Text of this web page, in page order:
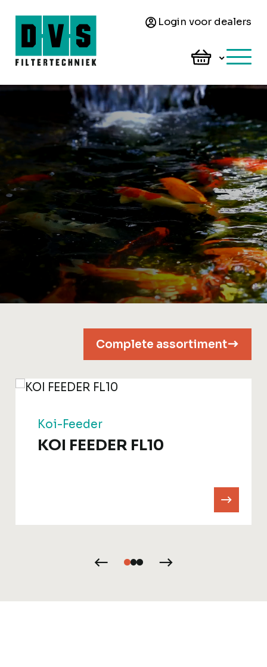
Login voor dealers
Complete assortiment
Koi-Feeder
KOI FEEDER FL10